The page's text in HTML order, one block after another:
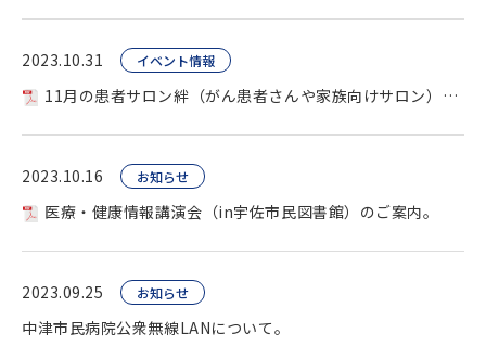
2023.10.31 イベント情報
11月の患者サロン絆（がん患者さんや家族向けサロン）を開催します。
2023.10.16 お知らせ
医療・健康情報講演会（in宇佐市民図書館）のご案内。
2023.09.25 お知らせ
中津市民病院公衆無線LANについて。